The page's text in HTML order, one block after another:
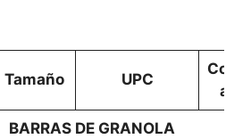
Tamaño UPC
BARRAS DE GRANOLA